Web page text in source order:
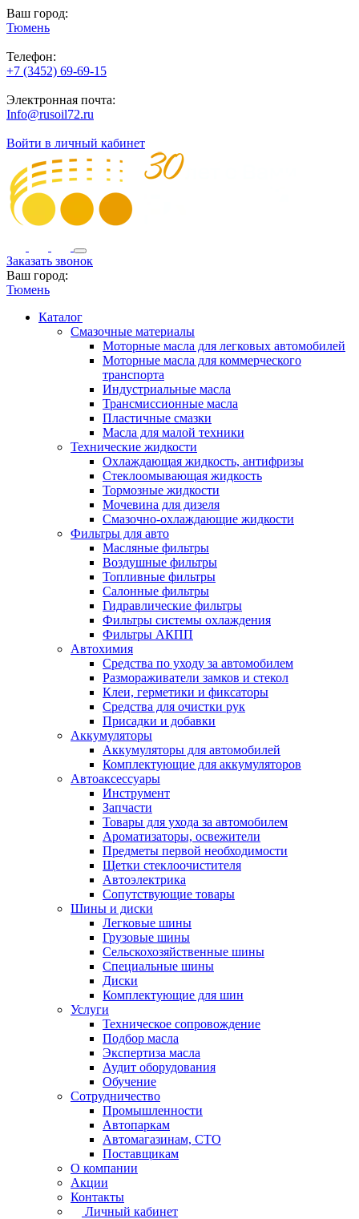
Ваш город:
Тюмень
Телефон:
+7 (3452) 69-69-15
Электронная почта:
Info@rusoil72.ru
Войти в личный кабинет
Заказать звонок
Ваш город:
Тюмень
Каталог
Смазочные материалы
Моторные масла для легковых автомобилей
Моторные масла для коммерческого
транспорта
Индустриальные масла
Трансмиссионные масла
Пластичные смазки
Масла для малой техники
Технические жидкости
Охлаждающая жидкость, антифризы
Стеклоомывающая жидкость
Тормозные жидкости
Мочевина для дизеля
Смазочно-охлаждающие жидкости
Фильтры для авто
Масляные фильтры
Воздушные фильтры
Топливные фильтры
Салонные фильтры
Гидравлические фильтры
Фильтры системы охлаждения
Фильтры АКПП
Автохимия
Средства по уходу за автомобилем
Размораживатели замков и стекол
Клеи, герметики и фиксаторы
Средства для очистки рук
Присадки и добавки
Аккумуляторы
Аккумуляторы для автомобилей
Комплектующие для аккумуляторов
Автоаксессуары
Инструмент
Запчасти
Товары для ухода за автомобилем
Ароматизаторы, освежители
Предметы первой необходимости
Щетки стеклоочистителя
Автоэлектрика
Сопутствующие товары
Шины и диски
Легковые шины
Грузовые шины
Сельскохозяйственные шины
Специальные шины
Диски
Комплектующие для шин
Услуги
Техническое сопровождение
Подбор масла
Экспертиза масла
Аудит оборудования
Обучение
Сотрудничество
Промышленности
Автопаркам
Автомагазинам, СТО
Поставщикам
О компании
Акции
Контакты
Личный кабинет